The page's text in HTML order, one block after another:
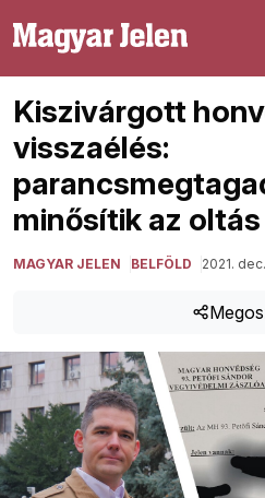
Kiszivárgott
visszaélés:
minősítik az
MAGYAR JELEN BELFÖLD 2021.